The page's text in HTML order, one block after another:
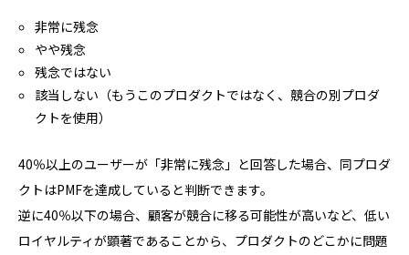
非常に残念
やや残念
残念ではない
該当しない（もうこのプロダクトではなく、競合の別プロダ
クトを使用）
40％以上のユーザーが「非常に残念」と回答した場合、同プロダ
クトはPMFを達成していると判断できます。
逆に40％以下の場合、顧客が競合に移る可能性が高いなど、低い
ロイヤルティが顕著であることから、プロダクトのどこかに問題